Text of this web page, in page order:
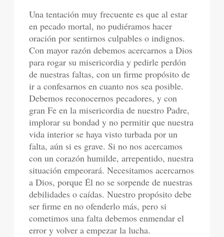
Una tentación muy frecuente es que al estar
en pecado mortal, no pudiéramos hacer
oración por sentirnos culpables o indignos.
Con mayor razón debemos acercarnos a Dios
para rogar su misericordia y pedirle perdón
de nuestras faltas, con un firme propósito de
ir a confesarnos en cuanto nos sea posible.
Debemos reconocernos pecadores, y con
gran Fe en la misericordia de nuestro Padre,
implorar su bondad y no permitir que nuestra
vida interior se haya visto turbada por un
falta, aún si es grave. Si no nos acercamos
con un corazón humilde, arrepentido, nuestra
situación empeorará. Necesitamos acercarnos
a Dios, porque Él no se sorpende de nuestras
debilidades o caídas. Nuestro propósito debe
ser firme en no ofenderlo más, pero si
cometimos una falta debemos enmendar el
error y volver a empezar la lucha.